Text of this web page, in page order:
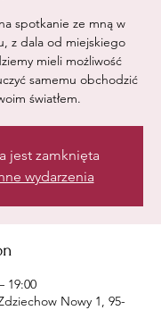
spotkanie ze mną w
z dala od miejskiego
mieli możliwość
samemu obchodzić
światłem.
jest zamknięta
wydarzenia
19:00
Nowy 1, 95-